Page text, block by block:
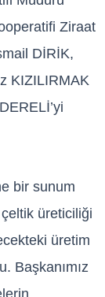
Ziraat
DİRİK,
KIZILIRMAK
bir sunum
üreticiliği
üretim
Başkanımız